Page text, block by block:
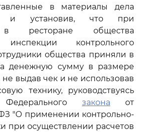
в материалы дела
и установив, что при
в ресторане общества
инспекции контрольного
общества приняли в
денежную сумму в размере
выдав чек и не использовав
технику, руководствуясь
закона от
"О применении контрольно-
при осуществлении расчетов